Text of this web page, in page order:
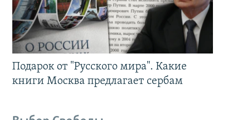
Подарок от "Русского мира". Какие
книги Москва предлагает сербам